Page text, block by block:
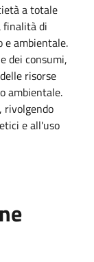
a totale
finalità di
e ambientale.
dei consumi,
risorse
ambientale.
rivolgendo
e all'uso